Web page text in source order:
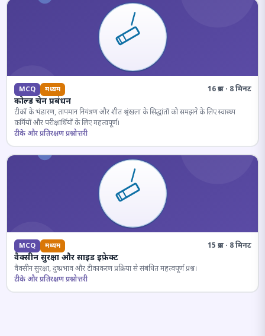
MCQ मध्यम 16 प्रश्न · 8 मिनट
कोल्ड चेन प्रबंधन
टीकों के भंडारण, तापमान नियंत्रण और शीत श्रृंखला के सिद्धांतों को समझने के लिए स्वास्थ्य
कर्मियों और परीक्षार्थियों के लिए महत्वपूर्ण।
टीके और प्रतिरक्षण प्रश्नोत्तरी
MCQ मध्यम 15 प्रश्न · 8 मिनट
वैक्सीन सुरक्षा और साइड इफ़ेक्ट
वैक्सीन सुरक्षा, दुष्प्रभाव और टीकाकरण प्रक्रिया से संबंधित महत्वपूर्ण प्रश्न।
टीके और प्रतिरक्षण प्रश्नोत्तरी